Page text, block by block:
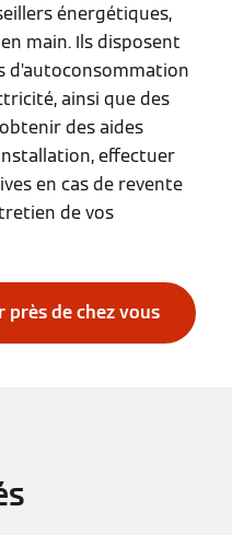
énergétiques,
main. Ils disposent
d’autoconsommation
ainsi que des
des aides
effectuer
en cas de revente
de vos
de chez vous